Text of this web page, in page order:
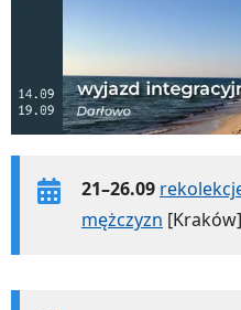
21–26.09
mężczyzn [Kraków]